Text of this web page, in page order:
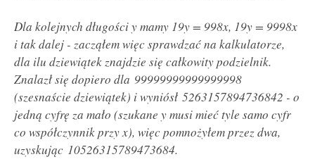
Dla kolejnych długości y mamy 19y = 998x, 19y = 9998x
i tak dalej - zacząłem więc sprawdzać na kalkulatorze,
dla ilu dziewiątek znajdzie się całkowity podzielnik.
Znalazł się dopiero dla 99999999999999998
(szesnaście dziewiątek) i wyniósł 5263157894736842 - o
jedną cyfrę za mało (szukane y musi mieć tyle samo cyfr
co współczynnik przy x), więc pomnożyłem przez dwa,
uzyskując 10526315789473684.